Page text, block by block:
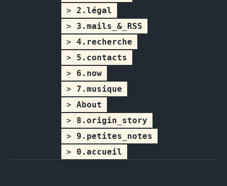
2.légal
3.mails_&_RSS
4.recherche
5.contacts
6.now
7.musique
About
8.origin_story
9.petites_notes
0.accueil